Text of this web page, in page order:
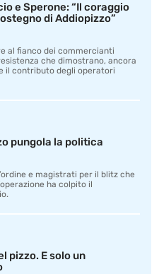
e Sperone: “Il coraggio
di Addiopizzo”
al fianco dei commercianti
che dimostrano, ancora
il contributo degli operatori
pungola la politica
e magistrati per il blitz che
ha colpito il
pizzo. E solo un